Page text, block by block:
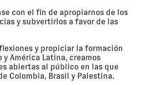
con el fin de apropiarnos de los
y subvertirlos a favor de las
y propiciar la formación
América Latina, creamos
abiertas al público en las que
Colombia, Brasil y Palestina.